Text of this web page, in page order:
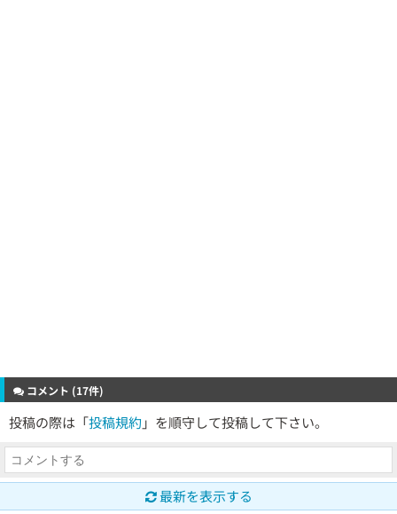
コメント (17件)
投稿の際は「投稿規約 」を順守して投稿して下さい。
最新を表示する